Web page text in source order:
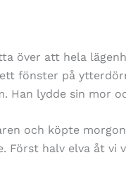
över att hela
fönster på
Han lydde sin mor
och köpte
Först halv elva åt vi